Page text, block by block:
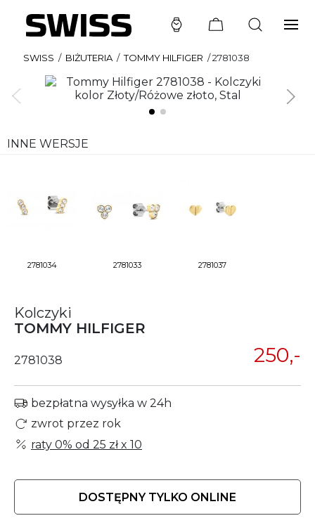
SWISS / BIŻUTERIA / TOMMY HILFIGER /2781038
INNE WERSJE
2781034 2781033 2781037
Kolczyki
TOMMY HILFIGER
2781038 250,-
bezpłatna wysyłka w 24h
zwrot przez rok
raty 0% od 25 złx 10
DOSTĘPNY TYLKO ONLINE